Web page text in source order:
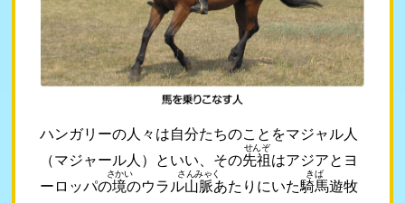
ハンガリーの人々は自分たちのことをマジャル人
（マジャール人）といい、その先祖
せんぞ
はアジアとヨ
ーロッパの境
さかい
のウラル山脈
さんみゃく
あたりにいた騎馬
きば
遊牧